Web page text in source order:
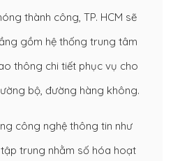
thành công, TP. HCM sẽ
gồm hệ thống trung tâm
thông chi tiết phục vụ cho
bộ, đường hàng không.
công nghệ thông tin như
trung nhằm số hóa hoạt